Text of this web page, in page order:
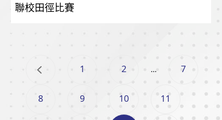
聯校田徑比賽
1 2 ... 7
8 9 10 11